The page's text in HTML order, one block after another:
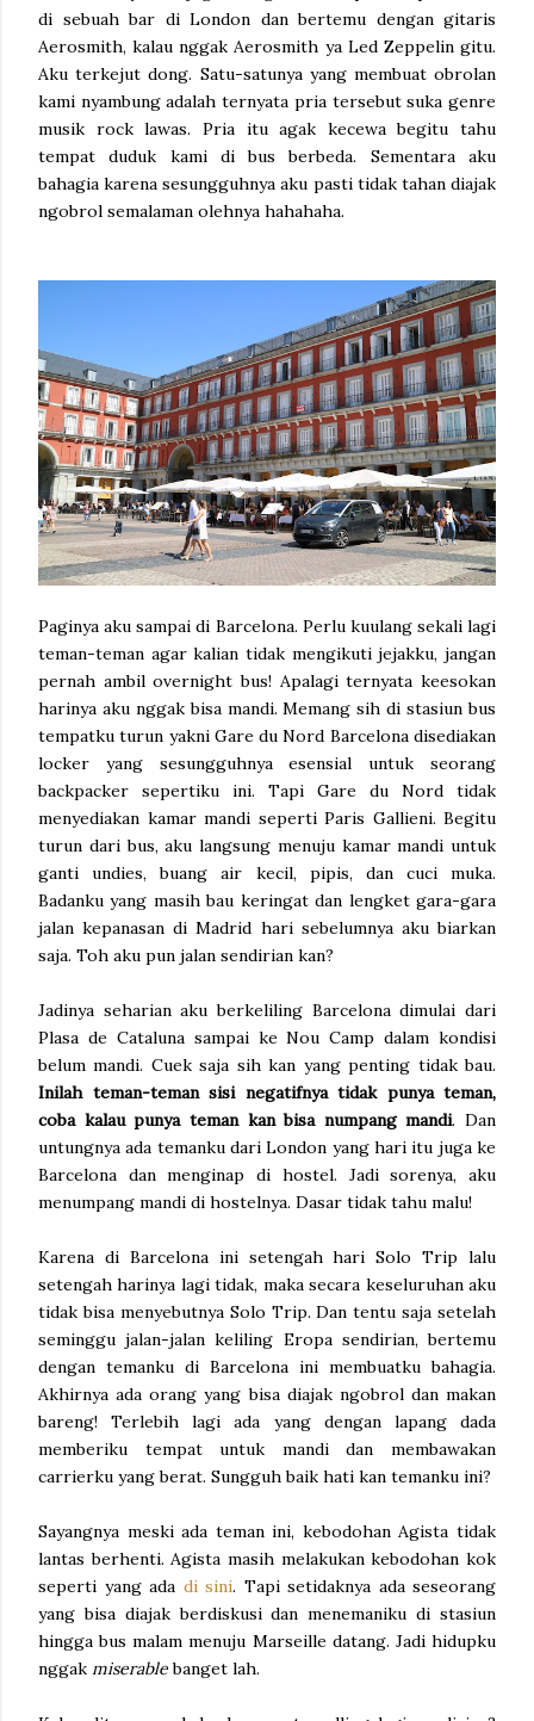
di sebuah bar di London dan bertemu dengan gitaris
Aerosmith, kalau nggak Aerosmith ya Led Zeppelin gitu.
Aku terkejut dong. Satu-satunya yang membuat obrolan
kami nyambung adalah ternyata pria tersebut suka genre
musik rock lawas. Pria itu agak kecewa begitu tahu
tempat duduk kami di bus berbeda. Sementara aku
bahagia karena sesungguhnya aku pasti tidak tahan diajak
ngobrol semalaman olehnya hahahaha.
Paginya aku sampai di Barcelona. Perlu kuulang sekali lagi
teman-teman agar kalian tidak mengikuti jejakku, jangan
pernah ambil overnight bus! Apalagi ternyata keesokan
harinya aku nggak bisa mandi. Memang sih di stasiun bus
tempatku turun yakni Gare du Nord Barcelona disediakan
locker yang sesungguhnya esensial untuk seorang
backpacker sepertiku ini. Tapi Gare du Nord tidak
menyediakan kamar mandi seperti Paris Gallieni. Begitu
turun dari bus, aku langsung menuju kamar mandi untuk
ganti undies, buang air kecil, pipis, dan cuci muka.
Badanku yang masih bau keringat dan lengket gara-gara
jalan kepanasan di Madrid hari sebelumnya aku biarkan
saja. Toh aku pun jalan sendirian kan?
Jadinya seharian aku berkeliling Barcelona dimulai dari
Plasa de Cataluna sampai ke Nou Camp dalam kondisi
belum mandi. Cuek saja sih kan yang penting tidak bau.
Inilah teman-teman sisi negatifnya tidak punya teman,
coba kalau punya teman kan bisa numpang mandi. Dan
untungnya ada temanku dari London yang hari itu juga ke
Barcelona dan menginap di hostel. Jadi sorenya, aku
menumpang mandi di hostelnya. Dasar tidak tahu malu!
Karena di Barcelona ini setengah hari Solo Trip lalu
setengah harinya lagi tidak, maka secara keseluruhan aku
tidak bisa menyebutnya Solo Trip. Dan tentu saja setelah
seminggu jalan-jalan keliling Eropa sendirian, bertemu
dengan temanku di Barcelona ini membuatku bahagia.
Akhirnya ada orang yang bisa diajak ngobrol dan makan
bareng! Terlebih lagi ada yang dengan lapang dada
memberiku tempat untuk mandi dan membawakan
carrierku yang berat. Sungguh baik hati kan temanku ini?
Sayangnya meski ada teman ini, kebodohan Agista tidak
lantas berhenti. Agista masih melakukan kebodohan kok
seperti yang ada di sini. Tapi setidaknya ada seseorang
yang bisa diajak berdiskusi dan menemaniku di stasiun
hingga bus malam menuju Marseille datang. Jadi hidupku
nggak miserablebanget lah.